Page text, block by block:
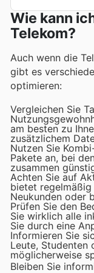
Wie kann
Telekom?
Auch wenn die
gibt es
optimieren:
Vergleichen Sie
am besten zu
zusätzlichem
Nutzen Sie
Pakete an, bei
zusammen
Achten Sie auf
bietet
Neukunden oder
Prüfen Sie den
Sie wirklich alle
Sie durch eine
Informieren Sie
Leute, Studenten
möglicherweise
Bleiben Sie